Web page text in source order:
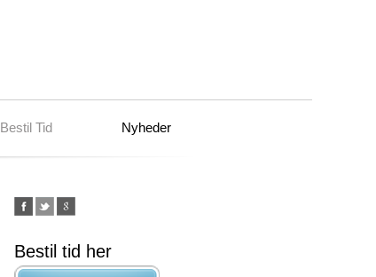
Bestil Tid Nyheder
Bestil tid her